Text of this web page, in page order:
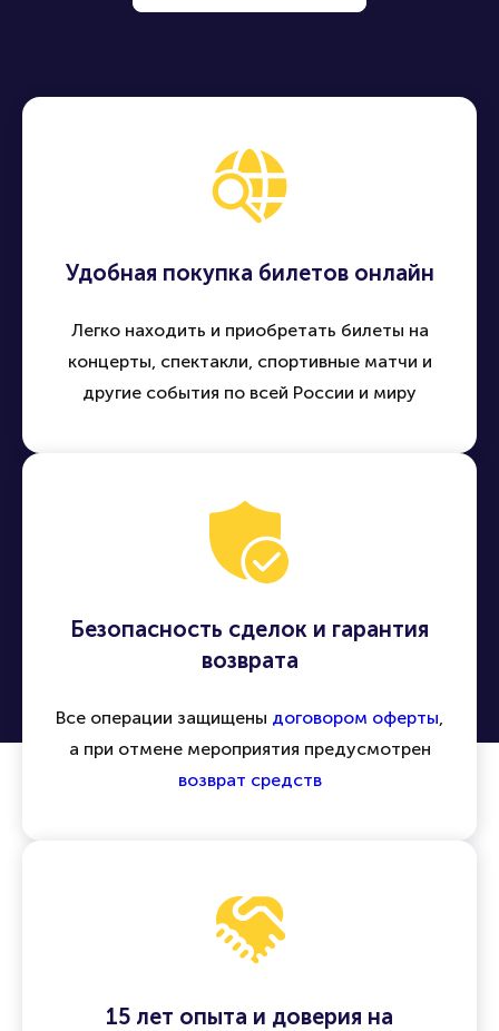
Удобная покупка билетов онлайн
Легко находить и приобретать билеты на
концерты, спектакли, спортивные матчи и
другие события по всей России и миру
Безопасность сделок и гарантия
возврата
Все операции защищены договором оферты,
а при отмене мероприятия предусмотрен
возврат средств
15 лет опыта и доверия на